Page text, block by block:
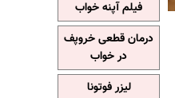
فیلم آپنه خواب
درمان قطعی خروپف
در خواب
لیزر فوتونا